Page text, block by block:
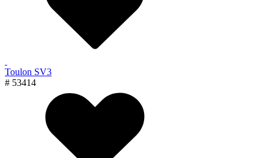
Toulon SV3
# 53414